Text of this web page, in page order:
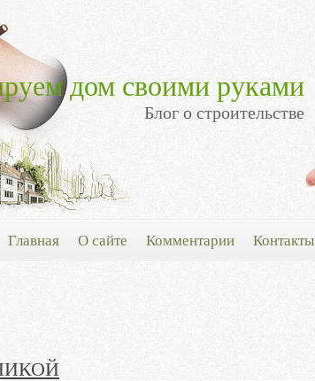
дом своими руками
Блог о строительстве
Главная О сайте Комментарии Контакты